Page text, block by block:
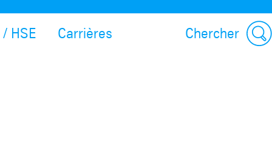
HSE Carrières Chercher